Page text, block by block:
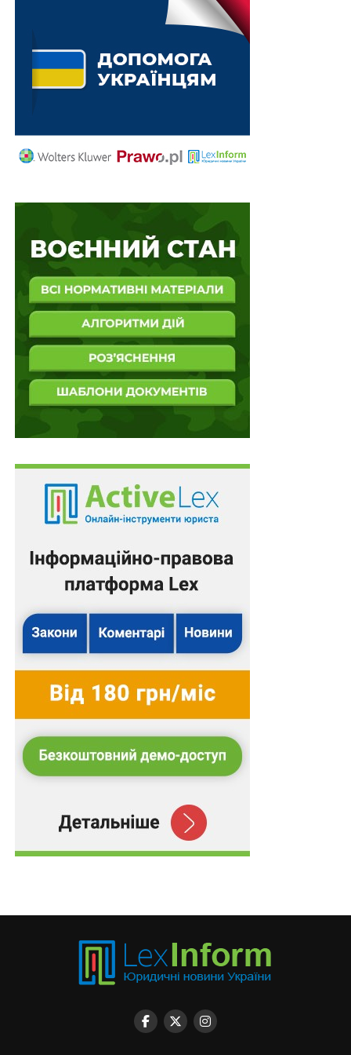
копійок, їх пакування та здавання до Національного
банку та уповноважених банків як повними, так і
неповними мішечками в установленому порядку;
2) розмістити до 01 жовтня 2025 р. у приміщенні
готівкового обігу монет номіналом 10 копійок.
1) «Про оптимізацію обігу монет дрібних номіналів»
2) «Про вилучення з готівкового обігу монет дрібних
номіналів» від 20 червня 2019 р.№ 82
3) «Про вилучення з готівкового обігу монет
номіналом 25 копійок» від 12 серпня 2020 р.
Також зверніть увагунаПравові позиції Верховного
Суду щодо кримінальних правопорушень, пов’язаних
з війною,та збірникВоєнний стан. Всі нормативні
матеріали, алгоритми дій, роз’яснення, корисні
ресурси.
Схожі статті:
Дозвіл на використання приміщень для обігу
наркотичних засобів можуть отримати ФОПи
Виявлені в незаконному обігу радіоактивні
матеріали вивозитимуть до безпечних місць
НАСТУПНА
Ліквідовано Координаційну раду з розвитку
НЕ ПРОПУСТІТЬ
Житло для тимчасового проживання у 7